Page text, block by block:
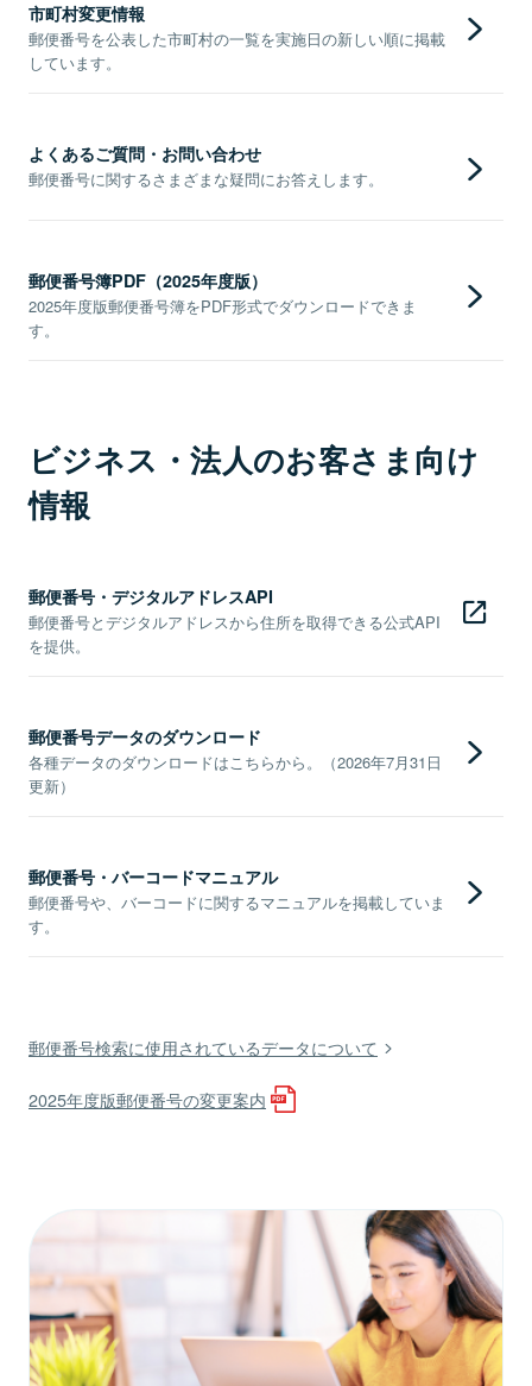
市町村変更情報
郵便番号を公表した市町村の一覧を実施日の新しい順に掲載
しています。
よくあるご質問・お問い合わせ
郵便番号に関するさまざまな疑問にお答えします。
郵便番号簿PDF（2025年度版）
2025年度版郵便番号簿をPDF形式でダウンロードできま
す。
ビジネス・法人のお客さま向け
情報
郵便番号・デジタルアドレスAPI
郵便番号とデジタルアドレスから住所を取得できる公式API
を提供。
郵便番号データのダウンロード
各種データのダウンロードはこちらから。（2026年7月31日
更新）
郵便番号・バーコードマニュアル
郵便番号や、バーコードに関するマニュアルを掲載していま
す。
郵便番号検索に使用されているデータについて
2025年度版郵便番号の変更案内